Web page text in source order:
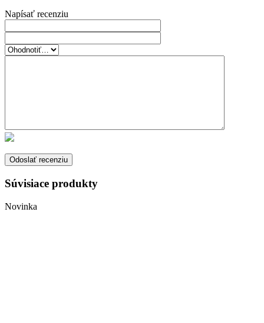
Napísať recenziu
Súvisiace produkty
Novinka